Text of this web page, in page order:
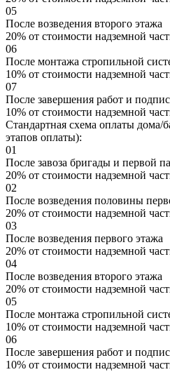
05
После возведения второго этажа
20% от стоимости надземной
06
После монтажа стропильной
10% от стоимости надземной
07
После завершения работ и
10% от стоимости надземной
Стандартная схема оплаты дома/
этапов оплаты):
01
После завоза бригады и первой
20% от стоимости надземной
02
После возведения половины
20% от стоимости надземной
03
После возведения первого этажа
20% от стоимости надземной
04
После возведения второго этажа
20% от стоимости надземной
05
После монтажа стропильной
10% от стоимости надземной
06
После завершения работ и
10% от стоимости надземной